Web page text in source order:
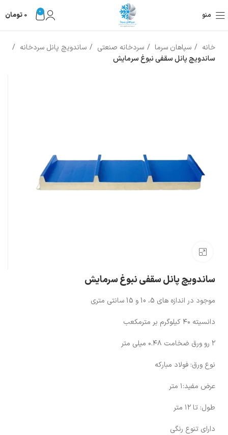
منو 0
0 تومان
خانه سپاهان سرما سردخانه صنعتی
ساندویچ پانل سردخانه
ساندویچ پانل سقفی نبوغ سرمایش
ساندویچ پانل سقفی نبوغ سرمایش
موجود در اندازه های 5، 10 و 15 سانتی متری
دانسیته ۴۰ کیلوگرم بر مترمکعب
۲ رو ورق ضخامت ۰.۴۸ میلی متر
نوع ورق:‌ فولاد مبارکه
عرض مفید:‌۱ متر
طول: تا ۱۲ متر
دارای تنوع رنگی